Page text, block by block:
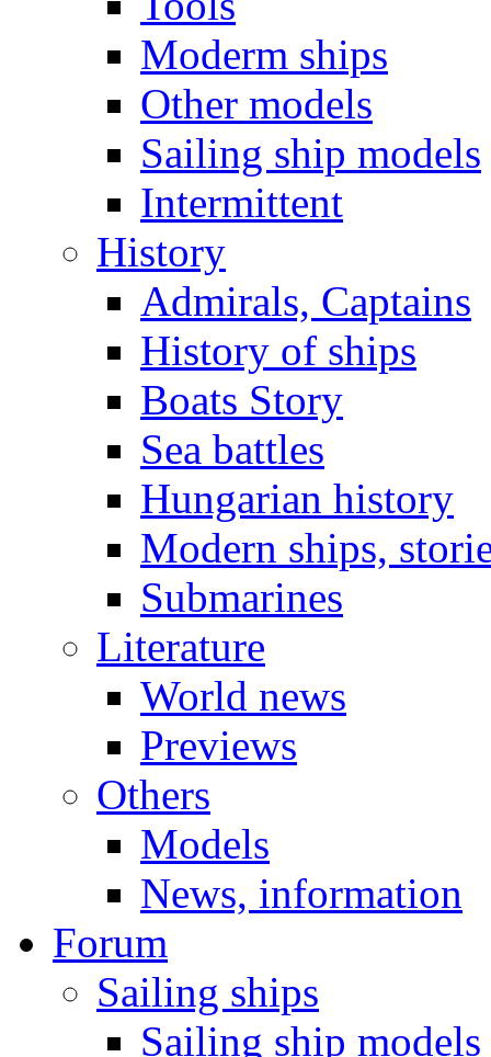
Moderm ships
Other models
Sailing ship models
Intermittent
History
Admirals, Captains
History of ships
Boats Story
Sea battles
Hungarian history
Modern ships,
Submarines
Literature
World news
Previews
Others
Models
News, information
Forum
Sailing ships
Sailing ship models